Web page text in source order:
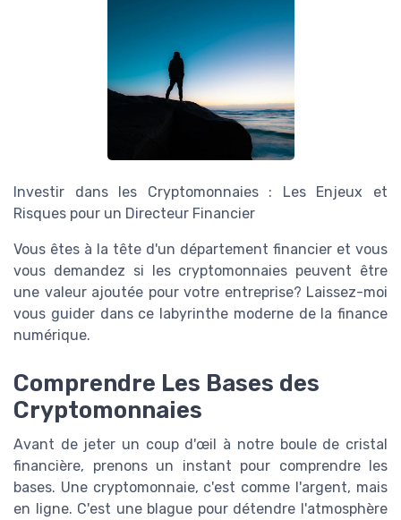
Investir dans les Cryptomonnaies : Les Enjeux et
Risques pour un Directeur Financier
Vous êtes à la tête d'un département financier et vous
vous demandez si les cryptomonnaies peuvent être
une valeur ajoutée pour votre entreprise? Laissez-moi
vous guider dans ce labyrinthe moderne de la finance
numérique.
Comprendre Les Bases des
Cryptomonnaies
Avant de jeter un coup d'œil à notre boule de cristal
financière, prenons un instant pour comprendre les
bases. Une cryptomonnaie, c'est comme l'argent, mais
en ligne. C'est une blague pour détendre l'atmosphère